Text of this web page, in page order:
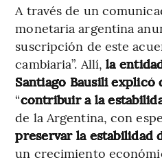
A través de un
monetaria argentina
suscripción de este
cambiaria”. Allí,la
Santiago Bausili
“contribuir a la
de la Argentina, con
preservar la estabilidad
un crecimiento